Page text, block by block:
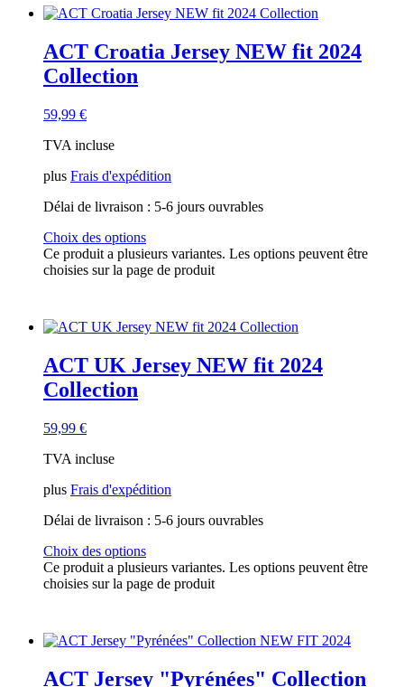
ACT Croatia Jersey NEW fit 2024
Collection
59,99 €
TVA incluse
plus Frais d'expédition
Délai de livraison : 5-6 jours ouvrables
Choix des options
Ce produit a plusieurs variantes. Les options peuvent être
choisies sur la page de produit
ACT UK Jersey NEW fit 2024
Collection
59,99 €
TVA incluse
plus Frais d'expédition
Délai de livraison : 5-6 jours ouvrables
Choix des options
Ce produit a plusieurs variantes. Les options peuvent être
choisies sur la page de produit
ACT Jersey "Pyrénées" Collection